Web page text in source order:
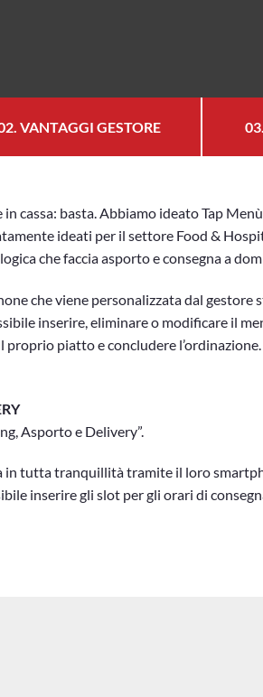
VANTAGGI GESTORE
cassa: basta. Abbiamo ideato Tap
ideati per il settore Food &
che faccia asporto e consegna a
che viene personalizzata dal
inserire, eliminare o modificare il
proprio piatto e concludere
Asporto e Delivery”.
in tutta tranquillità tramite il loro
inserire gli slot per gli orari di